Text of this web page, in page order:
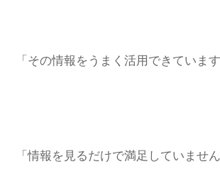
「その情報をうまく活用できています
「情報を見るだけで満足していません